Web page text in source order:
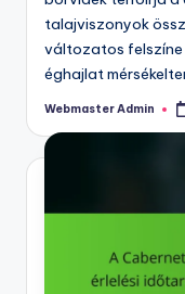
talajviszonyok
változatos felszíne
éghajlat
Posted
Webmaster Admin